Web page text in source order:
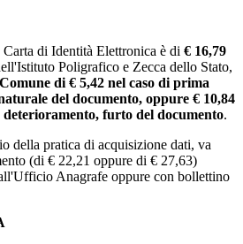
di Identità Elettronica è di € 16,79
Poligrafico e Zecca dello Stato,
di € 5,42 nel caso di prima
del documento, oppure € 10,84
furto del documento.
della pratica di acquisizione dati, va
(di € 22,21 oppure di € 27,63)
Anagrafe oppure con bollettino